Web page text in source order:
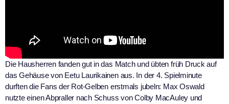
Die Hausherren fanden gut in das Match und übten früh Druck auf
das Gehäuse von Eetu Laurikainen aus. In der 4. Spielminute
durften die Fans der Rot-Gelben erstmals jubeln: Max Oswald
nutzte einen Abpraller nach Schuss von Colby MacAuley und